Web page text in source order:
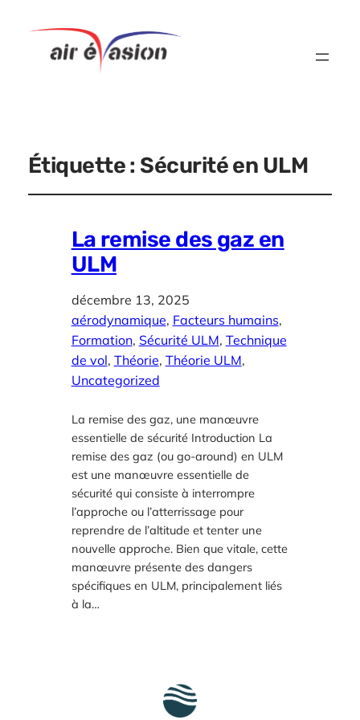
Étiquette : Sécurité en ULM
La remise des gaz en
ULM
décembre 13, 2025
aérodynamique, Facteurs humains
Formation, Sécurité ULM, Technique
de vol, Théorie, Théorie ULM
Uncategorized
La remise des gaz, une manœuvre
essentielle de sécurité Introduction La
remise des gaz (ou go-around) en ULM
est une manœuvre essentielle de
sécurité qui consiste à interrompre
l’approche ou l’atterrissage pour
reprendre de l’altitude et tenter une
nouvelle approche. Bien que vitale, cette
manœuvre présente des dangers
spécifiques en ULM, principalement liés
à la…